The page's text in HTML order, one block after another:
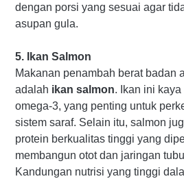
dengan porsi yang sesuai agar
asupan gula.
5. Ikan Salmon
Makanan penambah berat badan
adalah ikan salmon. Ikan ini
omega-3, yang penting untuk
sistem saraf. Selain itu, salmon
protein berkualitas tinggi yang
membangun otot dan jaringan
Kandungan nutrisi yang tinggi